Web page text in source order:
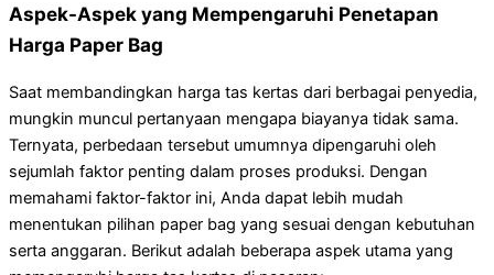
Aspek-Aspek yang Mempengaruhi Penetapan
Harga Paper Bag
Saat membandingkan harga tas kertas dari berbagai penyedia,
mungkin muncul pertanyaan mengapa biayanya tidak sama.
Ternyata, perbedaan tersebut umumnya dipengaruhi oleh
sejumlah faktor penting dalam proses produksi. Dengan
memahami faktor-faktor ini, Anda dapat lebih mudah
menentukan pilihan paper bag yang sesuai dengan kebutuhan
serta anggaran. Berikut adalah beberapa aspek utama yang